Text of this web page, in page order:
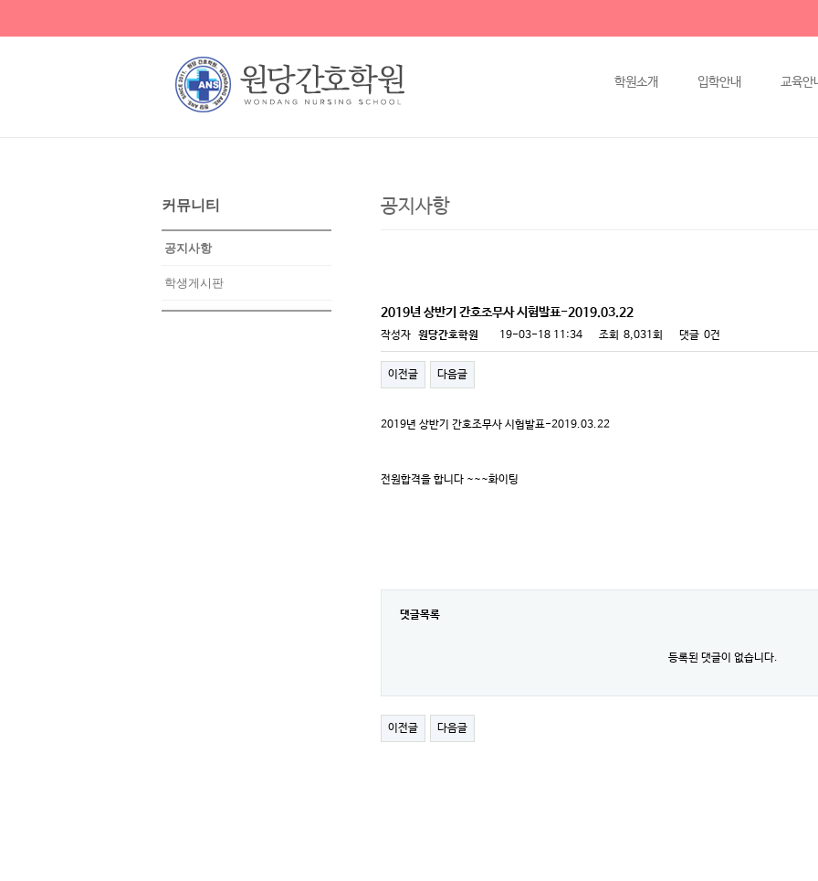
학원소개 입학안내 교육안
커뮤니티
공지사항
학생게시판
공지사항
2019년 상반기 간호조무사 시험발표-2019.03.22
작성자 원당간호학원 19-03-18 11:34 조회 8,031회 댓글 0건
이전글 다음글
2019년 상반기 간호조무사 시험발표-2019.03.22
전원합격을 합니다 ~~~화이팅
댓글목록
등록된 댓글이 없습니다.
이전글 다음글